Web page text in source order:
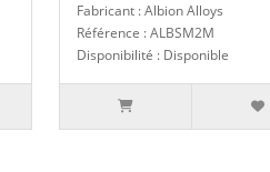
Fabricant : Albion Alloys
Référence : ALBSM2M
Disponibilité : Disponible